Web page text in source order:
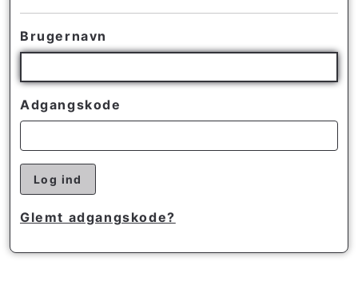
Brugernavn
Adgangskode
Log ind
Glemt adgangskode?